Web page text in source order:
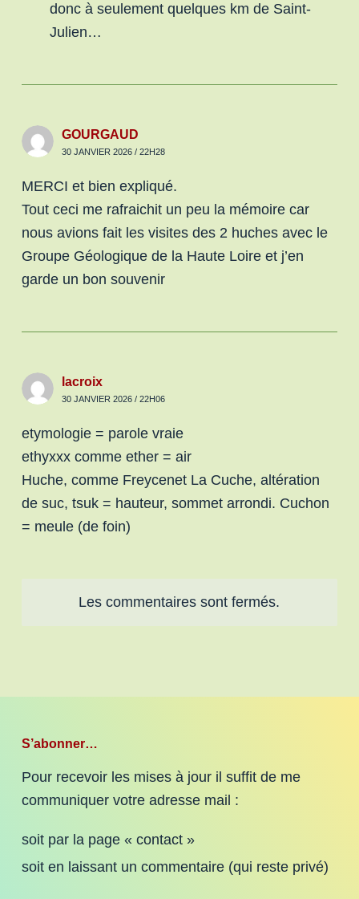
donc à seulement quelques km de Saint-
Julien…
GOURGAUD
30 JANVIER 2026 / 22H28
MERCI et bien expliqué.
Tout ceci me rafraichit un peu la mémoire car
nous avions fait les visites des 2 huches avec le
Groupe Géologique de la Haute Loire et j’en
garde un bon souvenir
lacroix
30 JANVIER 2026 / 22H06
etymologie = parole vraie
ethyxxx comme ether = air
Huche, comme Freycenet La Cuche, altération
de suc, tsuk = hauteur, sommet arrondi. Cuchon
= meule (de foin)
Les commentaires sont fermés.
S’abonner…
Pour recevoir les mises à jour il suffit de me
communiquer votre adresse mail :
soit par la page « contact »
soit en laissant un commentaire (qui reste privé)